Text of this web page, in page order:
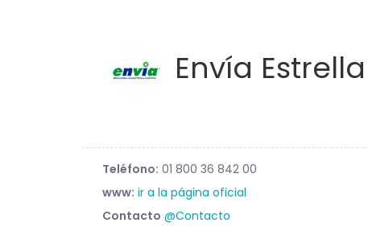
Envía
Teléfono: 01 800 36 842 00
www: ir a la página oficial
Contacto @Contacto